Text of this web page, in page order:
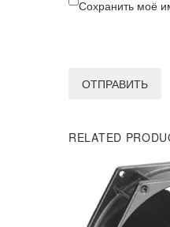
Сохранить моё
ОТПРАВИТЬ
RELATED